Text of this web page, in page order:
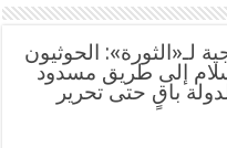
لـ«الثورة»: الحوثيون
إلى طريق مسدود
باقٍ حتى تحرير